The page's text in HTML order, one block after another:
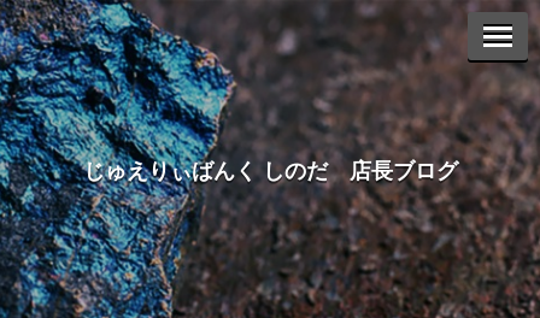
じゅえりぃばんく しのだ 店長ブログ